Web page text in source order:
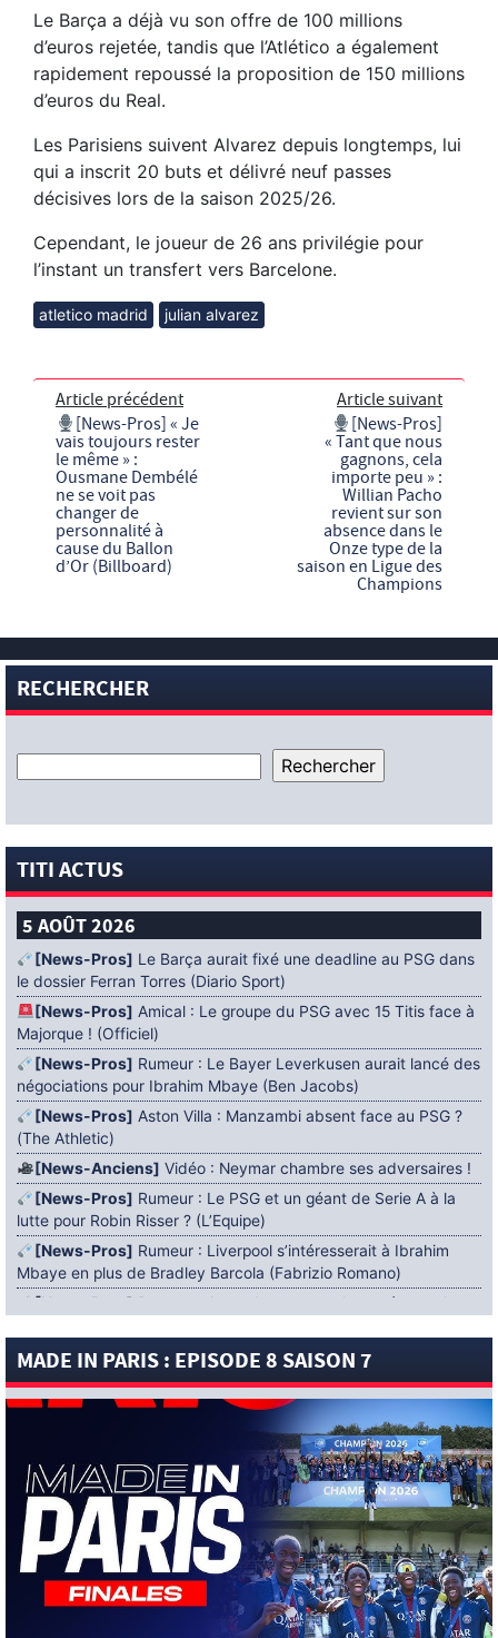
Le Barça a déjà vu son offre de 100 millions
d’euros rejetée, tandis que l’Atlético a également
rapidement repoussé la proposition de 150 millions
d’euros du Real.
Les Parisiens suivent Alvarez depuis longtemps, lui
qui a inscrit 20 buts et délivré neuf passes
décisives lors de la saison 2025/26.
Cependant, le joueur de 26 ans privilégie pour
l’instant un transfert vers Barcelone.
atletico madrid julian alvarez
Article précédent
[News-Pros] « Je
vais toujours rester
le même » :
Ousmane Dembélé
ne se voit pas
changer de
personnalité à
cause du Ballon
d’Or (Billboard)
Article suivant
[News-Pros]
« Tant que nous
gagnons, cela
importe peu » :
Willian Pacho
revient sur son
absence dans le
Onze type de la
saison en Ligue des
Champions
RECHERCHER
TITI ACTUS
5 AOÛT 2026
[News-Pros] Le Barça aurait fixé une deadline au PSG dans
le dossier Ferran Torres (Diario Sport)
[News-Pros] Amical : Le groupe du PSG avec 15 Titis face à
Majorque ! (Officiel)
[News-Pros] Rumeur : Le Bayer Leverkusen aurait lancé des
négociations pour Ibrahim Mbaye (Ben Jacobs)
[News-Pros] Aston Villa : Manzambi absent face au PSG ?
(The Athletic)
[News-Anciens] Vidéo : Neymar chambre ses adversaires !
[News-Pros] Rumeur : Le PSG et un géant de Serie A à la
lutte pour Robin Risser ? (L’Equipe)
[News-Pros] Rumeur : Liverpool s’intéresserait à Ibrahim
Mbaye en plus de Bradley Barcola (Fabrizio Romano)
[News-Pros]
Rumeur : Accord contractuel trouvé entre le
[News-Pros]Rumeur : Le PSG aurait lancé un ultimatum
4 AOÛT 2026
Mercato : Khalil Ayari prêté à Dunkerque
(Officiel)
[News-Anciens]Leverkusen : un retour de Diaby envisagé
(Foot Mercato)
[News-Formation]Nsoki va filer au Dinamo Zagreb
(L’Equipe)
[News-Pros]Rumeur : Suzuki acheté par le PSG puis prêté ?
MADE IN PARIS : EPISODE 8 SAISON 7